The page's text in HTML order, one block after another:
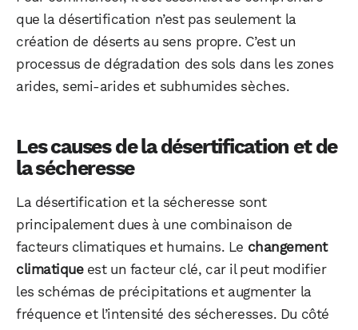
que la désertification n’est pas seulement la
création de déserts au sens propre. C’est un
processus de dégradation des sols dans les zones
arides, semi-arides et subhumides sèches.
Les causes de la désertification et de
la sécheresse
La désertification et la sécheresse sont
principalement dues à une combinaison de
facteurs climatiques et humains. Le changement
climatiqueest un facteur clé, car il peut modifier
les schémas de précipitations et augmenter la
fréquence et l’intensité des sécheresses. Du côté